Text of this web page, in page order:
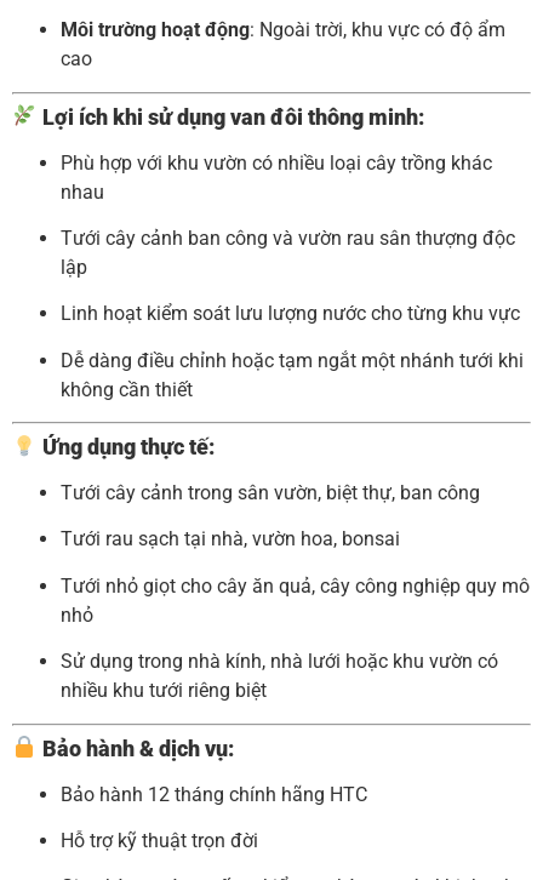
Môi trường hoạt động: Ngoài trời, khu vực có độ ẩm
cao
Lợi ích khi sử dụng van đôi thông minh:
Phù hợp với khu vườn có nhiều loại cây trồng khác
nhau
Tưới cây cảnh ban công và vườn rau sân thượng độc
lập
Linh hoạt kiểm soát lưu lượng nước cho từng khu vực
Dễ dàng điều chỉnh hoặc tạm ngắt một nhánh tưới khi
không cần thiết
Ứng dụng thực tế:
Tưới cây cảnh trong sân vườn, biệt thự, ban công
Tưới rau sạch tại nhà, vườn hoa, bonsai
Tưới nhỏ giọt cho cây ăn quả, cây công nghiệp quy mô
nhỏ
Sử dụng trong nhà kính, nhà lưới hoặc khu vườn có
nhiều khu tưới riêng biệt
Bảo hành & dịch vụ:
Bảo hành 12 tháng chính hãng HTC
Hỗ trợ kỹ thuật trọn đời